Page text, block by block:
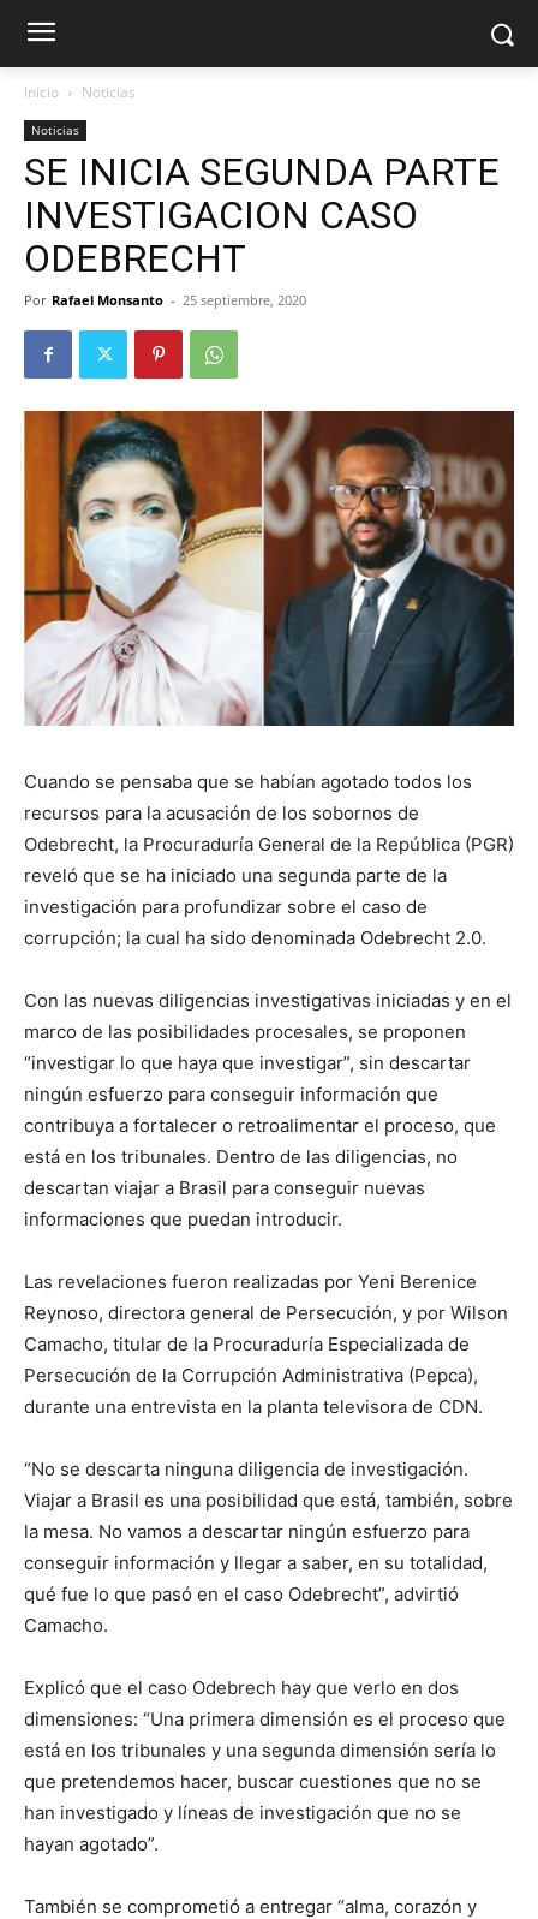
Inicio Noticias
Noticias
SE INICIA SEGUNDA PARTE
INVESTIGACION CASO
ODEBRECHT
Por Rafael Monsanto - 25 septiembre, 2020
Cuando se pensaba que se habían agotado todos los
recursos para la acusación de los sobornos de
Odebrecht, la Procuraduría General de la República (PGR)
reveló que se ha iniciado una segunda parte de la
investigación para profundizar sobre el caso de
corrupción; la cual ha sido denominada Odebrecht 2.0.
Con las nuevas diligencias investigativas iniciadas y en el
marco de las posibilidades procesales, se proponen
“investigar lo que haya que investigar”, sin descartar
ningún esfuerzo para conseguir información que
contribuya a fortalecer o retroalimentar el proceso, que
está en los tribunales. Dentro de las diligencias, no
descartan viajar a Brasil para conseguir nuevas
informaciones que puedan introducir.
Las revelaciones fueron realizadas por Yeni Berenice
Reynoso, directora general de Persecución, y por Wilson
Camacho, titular de la Procuraduría Especializada de
Persecución de la Corrupción Administrativa (Pepca),
durante una entrevista en la planta televisora de CDN.
“No se descarta ninguna diligencia de investigación.
Viajar a Brasil es una posibilidad que está, también, sobre
la mesa. No vamos a descartar ningún esfuerzo para
conseguir información y llegar a saber, en su totalidad,
qué fue lo que pasó en el caso Odebrecht”, advirtió
Camacho.
Explicó que el caso Odebrech hay que verlo en dos
dimensiones: “Una primera dimensión es el proceso que
está en los tribunales y una segunda dimensión sería lo
que pretendemos hacer, buscar cuestiones que no se
han investigado y líneas de investigación que no se
hayan agotado”.
También se comprometió a entregar “alma, corazón y